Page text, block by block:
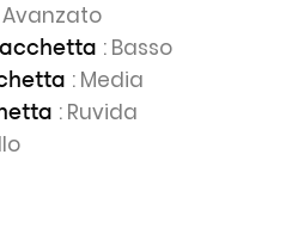
Avanzato
: Basso
: Media
: Ruvida